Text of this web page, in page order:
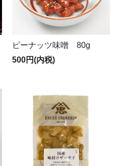
ピーナッツ味噌 80g
500円(内税)